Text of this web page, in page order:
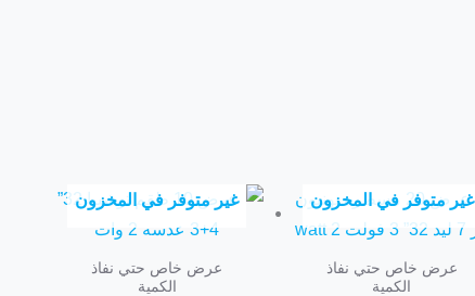
غير متوفر في المخزون
عرض خاص حتي نفاذ
الكمية
غير متوفر في المخزون
عرض خاص حتي نفاذ
الكمية